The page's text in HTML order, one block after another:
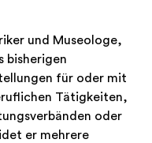
und Museologe,
bisherigen
für oder mit
Tätigkeiten,
oder
er mehrere